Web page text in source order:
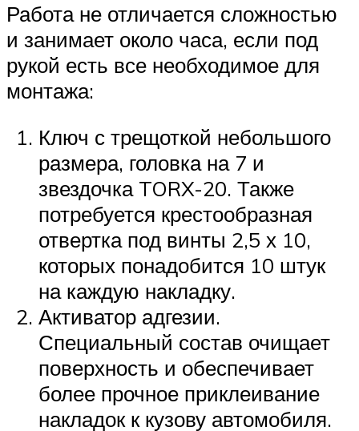
Работа не отличается сложностью
и занимает около часа, если под
рукой есть все необходимое для
монтажа:
Ключ с трещоткой небольшого
размера, головка на 7 и
звездочка TORX-20. Также
потребуется крестообразная
отвертка под винты 2,5 х 10,
которых понадобится 10 штук
на каждую накладку.
Активатор адгезии.
Специальный состав очищает
поверхность и обеспечивает
более прочное приклеивание
накладок к кузову автомобиля.